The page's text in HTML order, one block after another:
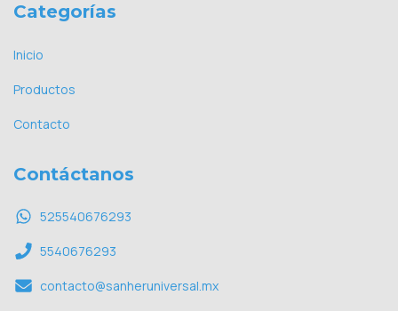
Categorías
Inicio
Productos
Contacto
Contáctanos
525540676293
5540676293
contacto@sanheruniversal.mx